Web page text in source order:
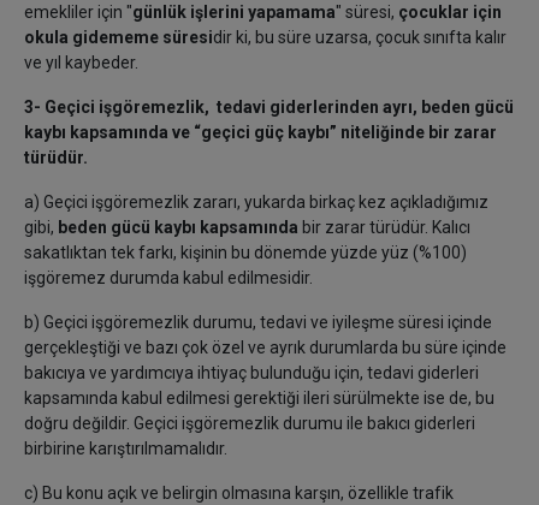
emekliler için "günlük işlerini yapamama" süresi, çocuklar için
okula gidememe süresidir ki, bu süre uzarsa, çocuk sınıfta kalır
ve yıl kaybeder.
3- Geçici işgöremezlik, tedavi giderlerinden ayrı, beden gücü
kaybı kapsamında ve “geçici güç kaybı” niteliğinde bir zarar
türüdür.
a) Geçici işgöremezlik zararı, yukarda birkaç kez açıkladığımız
gibi, beden gücü kaybı kapsamında bir zarar türüdür. Kalıcı
sakatlıktan tek farkı, kişinin bu dönemde yüzde yüz (%100)
işgöremez durumda kabul edilmesidir.
b) Geçici işgöremezlik durumu, tedavi ve iyileşme süresi içinde
gerçekleştiği ve bazı çok özel ve ayrık durumlarda bu süre içinde
bakıcıya ve yardımcıya ihtiyaç bulunduğu için, tedavi giderleri
kapsamında kabul edilmesi gerektiği ileri sürülmekte ise de, bu
doğru değildir. Geçici işgöremezlik durumu ile bakıcı giderleri
birbirine karıştırılmamalıdır.
c) Bu konu açık ve belirgin olmasına karşın, özellikle trafik